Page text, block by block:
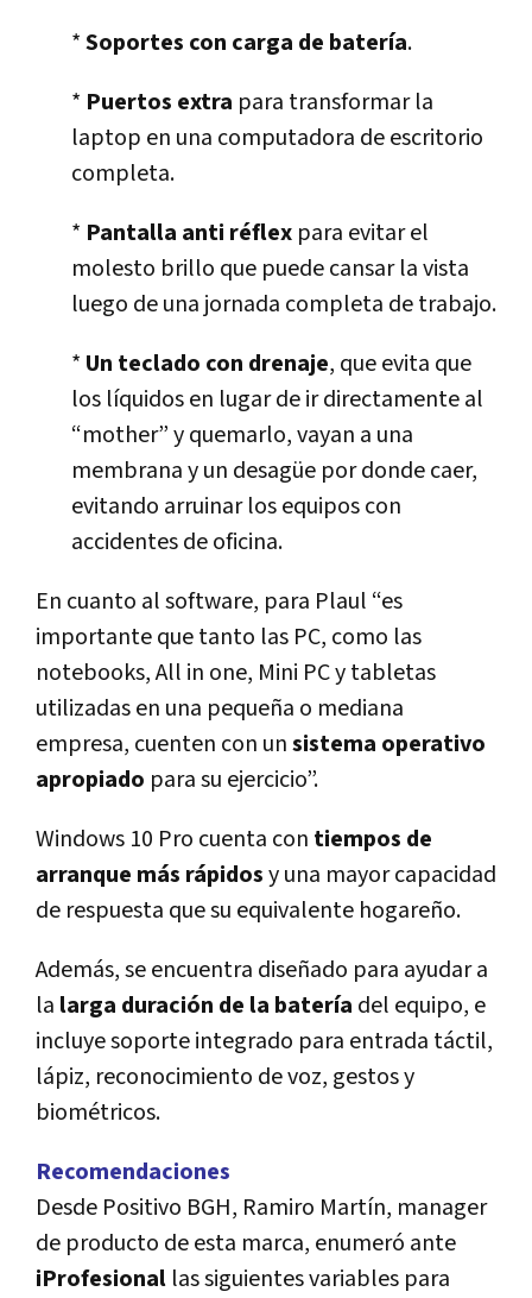
*Soportes con carga de batería.
* Puertos extra para transformar la
laptop en una computadora de escritorio
completa.
* Pantalla anti réflex para evitar el
molesto brillo que puede cansar la vista
luego de una jornada completa de trabajo.
* Un teclado con drenaje, que evita que
los líquidos en lugar de ir directamente al
“mother” y quemarlo, vayan a una
membrana y un desagüe por donde caer,
evitando arruinar los equipos con
accidentes de oficina.
En cuanto al software, para Plaul “es
importante que tanto las PC, como las
notebooks, All in one, Mini PC y tabletas
utilizadas en una pequeña o mediana
empresa, cuenten con unsistema operativo
apropiado para su ejercicio”.
Windows 10 Pro cuenta con tiempos de
arranque más rápidosy una mayor capacidad
de respuesta que su equivalente hogareño.
Además, se encuentra diseñado para ayudar a
la larga duración de la batería del equipo, e
incluye soporte integrado para entrada táctil,
lápiz, reconocimiento de voz, gestos y
biométricos.
Recomendaciones
Desde Positivo BGH, Ramiro Martín, manager
de producto de esta marca, enumeró ante
iProfesional las siguientes variables para